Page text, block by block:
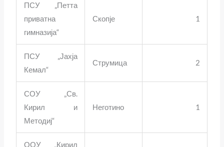
ПСУ „Петта
приватна
гимназија“
Скопје 1
ПСУ „Јахја
Кемал“
Струмица 2
СОУ „Св.
Кирил и
Методиј“
Неготино 1
ООУ „Кирил